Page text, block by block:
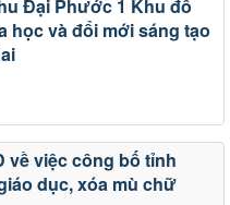
Đại Phước 1 Khu đô
học và đổi mới sáng tạo
về việc công bố tỉnh
dục, xóa mù chữ